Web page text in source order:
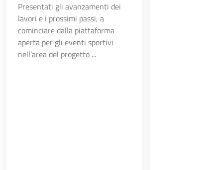
Presentati gli avanzamenti dei
lavori e i prossimi passi, a
cominciare dalla piattaforma
aperta per gli eventi sportivi
nell’area del progetto ...